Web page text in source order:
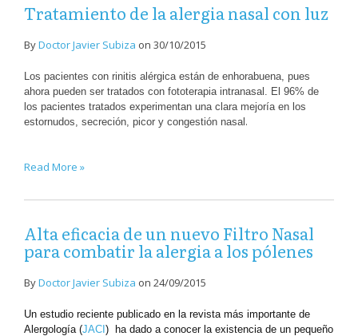
Tratamiento de la alergia nasal con luz
ByDoctor Javier Subiza on 30/10/2015
Los pacientes con rinitis alérgica están de enhorabuena, pues
ahora pueden ser tratados con fototerapia intranasal. El 96% de
los pacientes tratados experimentan una clara mejoría en los
estornudos, secreción, picor y congestión nasal .
Read More »
Alta eficacia de un nuevo Filtro Nasal
para combatir la alergia a los pólenes
ByDoctor Javier Subiza on 24/09/2015
Un estudio reciente publicado en la revista más importante de
Alergología (JACI ) ha dado a conocer la existencia de un pequeño